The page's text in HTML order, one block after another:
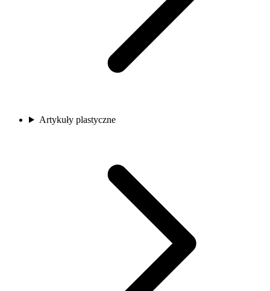
Artykuły plastyczne